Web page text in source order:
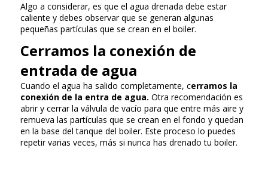
Algo a considerar, es que el agua drenada debe estar
caliente y debes observar que se generan algunas
pequeñas partículas que se crean en el boiler.
Cerramos la conexión de
entrada de agua
Cuando el agua ha salido completamente, cerramos la
conexión de la entra de agua. Otra recomendación es
abrir y cerrar la válvula de vacío para que entre más aire y
remueva las partículas que se crean en el fondo y quedan
en la base del tanque del boiler. Este proceso lo puedes
repetir varias veces, más si nunca has drenado tu boiler.